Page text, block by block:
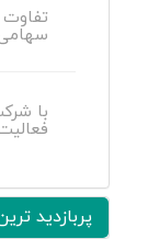
با
پربازدید